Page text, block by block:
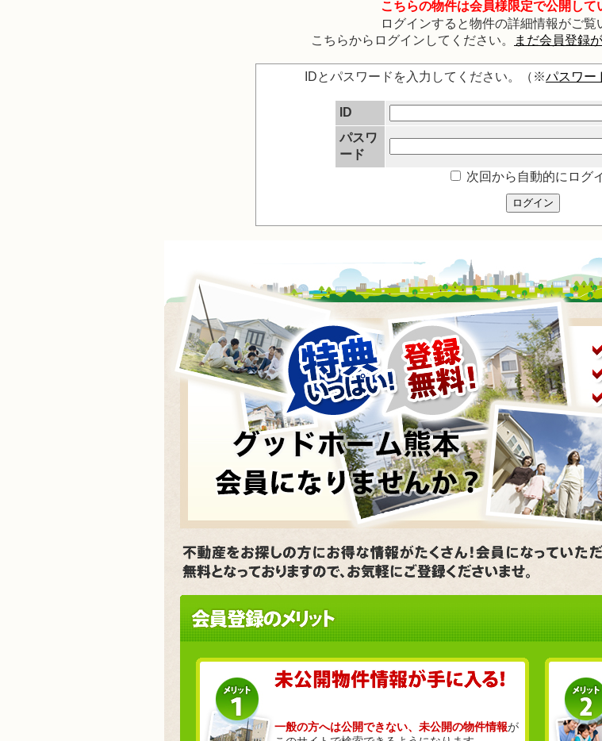
こちらの物件は会員様限定で公開して
ログインすると物件の詳細情報がご覧
こちらからログインしてください。
まだ会員登録
IDとパスワードを入力してください。（※パスワー
ID
パスワ
ード
次回から自動的にログ
ログイン
一般の方へは公開できない、未公開の物件情報が